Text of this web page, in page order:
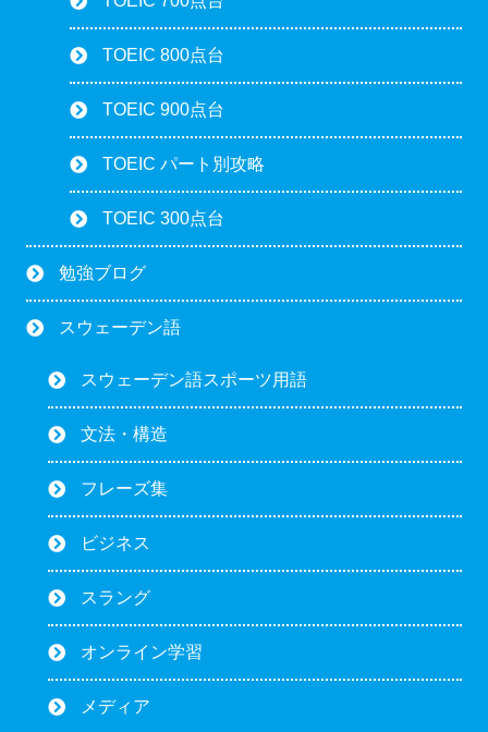
TOEIC 800点台
TOEIC 900点台
TOEIC パート別攻略
TOEIC 300点台
勉強ブログ
スウェーデン語
スウェーデン語スポーツ用語
文法・構造
フレーズ集
ビジネス
スラング
オンライン学習
メディア